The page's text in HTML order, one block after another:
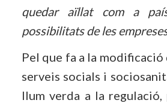
quedar aïllat com a
possibilitats de les
Pel que fa a la modificació
serveis socials i
llum verda a la